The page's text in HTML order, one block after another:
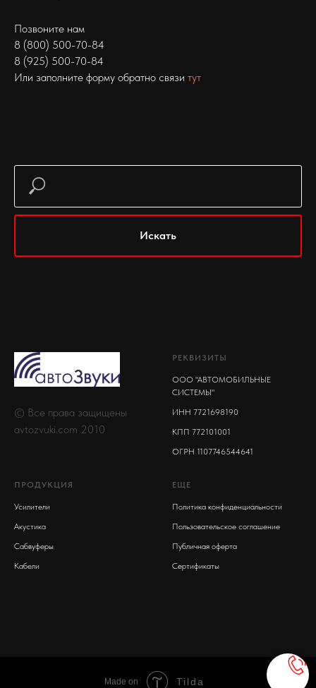
Позвоните нам
8 (800) 500-70-84
8 (925) 500-70-84
Или заполните форму обратно связи тут
Искать
© Все права защищены
avtozvuki.com 2010
РЕКВИЗИТЫ
ООО "АВТОМОБИЛЬНЫЕ
СИСТЕМЫ"
ИНН 7721698190
КПП 772101001
ОГРН 1107746544641
ПРОДУКЦИЯ
Усилители
Акустика
Сабвуферы
Кабели
ЕЩЕ
Политика конфиденциальности
Пользовательское соглашение
Публичная оферта
Сертификаты
Made on Tilda